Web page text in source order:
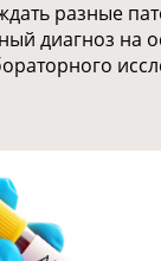
разные
диагноз на